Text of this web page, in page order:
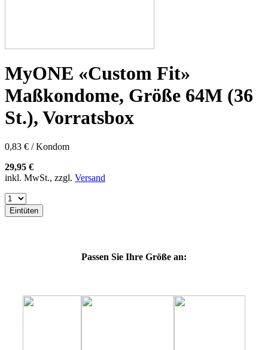
57G
57H
57K
60E
60F
60G
60J
60K
60L
64E
64K
64L
MyONE «Custom Fit»
Maßkondome, Größe 64M (36
St.), Vorratsbox
0,83 € / Kondom
29,95 €
inkl. MwSt., zzgl. Versand
Eintüten
Passen Sie Ihre Größe an: